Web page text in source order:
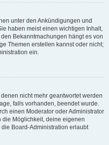
unter den Ankündigungen und
haben meist einen wichtigen Inhalt,
Bekanntmachungen hängt es von
Themen erstellen kannst oder nicht;
ein.
nicht mehr geantwortet werden
falls vorhanden, beendet wurde.
einen Moderator oder Administrator
die Möglichkeit, deine eigenen
Board-Administration erlaubt